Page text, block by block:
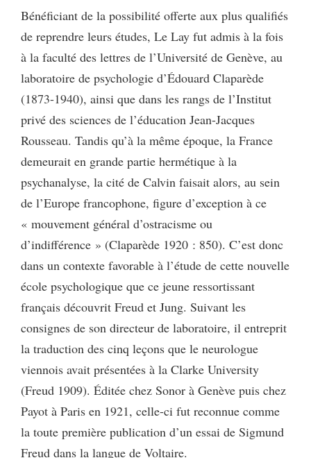
Bénéficiant de la possibilité offerte aux plus qualifiés
de reprendre leurs études, Le Lay fut admis à la fois
à la faculté des lettres de l’Université de Genève, au
laboratoire de psychologie d’Édouard Claparède
(1873-1940), ainsi que dans les rangs de l’Institut
privé des sciences de l’éducation Jean-Jacques
Rousseau. Tandis qu’à la même époque, la France
demeurait en grande partie hermétique à la
psychanalyse, la cité de Calvin faisait alors, au sein
de l’Europe francophone, figure d’exception à ce
« mouvement général d’ostracisme ou
d’indifférence » (Claparède 1920 : 850). C’est donc
dans un contexte favorable à l’étude de cette nouvelle
école psychologique que ce jeune ressortissant
français découvrit Freud et Jung. Suivant les
consignes de son directeur de laboratoire, il entreprit
la traduction des cinq leçons que le neurologue
viennois avait présentées à la Clarke University
(Freud 1909). Éditée chez Sonor à Genève puis chez
Payot à Paris en 1921, celle-ci fut reconnue comme
la toute première publication d’un essai de Sigmund
Freud dans la langue de Voltaire.